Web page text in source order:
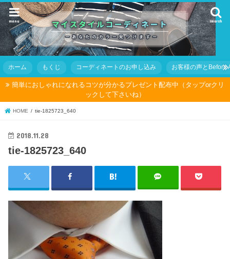
search
menu
ホーム もくじ コーディネートのお申し込み お客様の声とBefore
簡単におしゃれになれるコツが分かるプレゼント配布中（タップorクリ
ックして下さいね）
HOME tie-1825723_640
2018.11.28
tie-1825723_640